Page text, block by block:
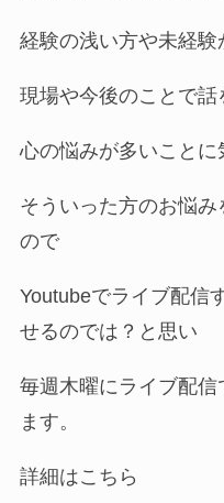
経験の浅い方や未経
現場や今後のことで
心の悩みが多いことに
そういった方のお悩
ので
Youtubeでライブ配信
せるのでは？と思い
毎週木曜にライブ配
ます。
詳細はこちら